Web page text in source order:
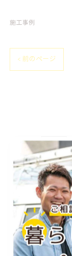
施工事例
< 前のページ
#岡山